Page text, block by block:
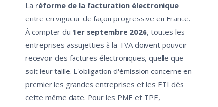
La réforme de la facturation électronique
entre en vigueur de façon progressive en France.
À compter du 1er septembre 2026, toutes les
entreprises assujetties à la TVA doivent pouvoir
recevoir des factures électroniques, quelle que
soit leur taille. L'obligation d'émission concerne en
premier les grandes entreprises et les ETI dès
cette même date. Pour les PME et TPE,